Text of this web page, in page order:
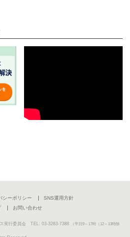
シーポリシー
SNS運用方針
お問い合わせ
実行委員会 TEL: 03-3283-7388
（平日9～17時（12～13時除